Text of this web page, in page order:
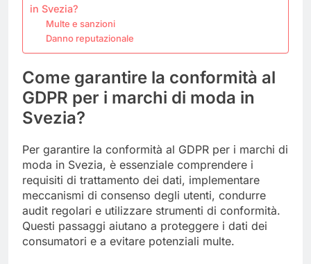
in Svezia?
Multe e sanzioni
Danno reputazionale
Come garantire la conformità al
GDPR per i marchi di moda in
Svezia?
Per garantire la conformità al GDPR per i marchi di
moda in Svezia, è essenziale comprendere i
requisiti di trattamento dei dati, implementare
meccanismi di consenso degli utenti, condurre
audit regolari e utilizzare strumenti di conformità.
Questi passaggi aiutano a proteggere i dati dei
consumatori e a evitare potenziali multe.